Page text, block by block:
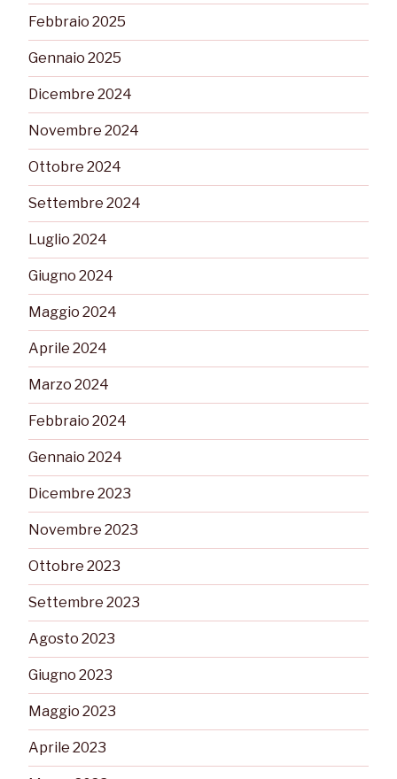
Febbraio 2025
Gennaio 2025
Dicembre 2024
Novembre 2024
Ottobre 2024
Settembre 2024
Luglio 2024
Giugno 2024
Maggio 2024
Aprile 2024
Marzo 2024
Febbraio 2024
Gennaio 2024
Dicembre 2023
Novembre 2023
Ottobre 2023
Settembre 2023
Agosto 2023
Giugno 2023
Maggio 2023
Aprile 2023